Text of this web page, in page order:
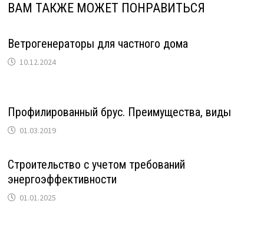
ВАМ ТАКЖЕ МОЖЕТ ПОНРАВИТЬСЯ
Ветрогенераторы для частного дома
10.12.2024
Профилированный брус. Преимущества, виды
01.03.2019
Строительство с учетом требований
энергоэффективности
01.01.2025